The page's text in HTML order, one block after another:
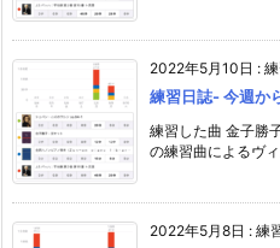
2022年5月10日 :
練習日誌- 今週か
練習した曲 金子勝
の練習曲によるヴ
2022年5月8日 : 練